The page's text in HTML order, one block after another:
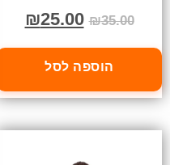
₪35.00
₪25.00
הוספה לסל